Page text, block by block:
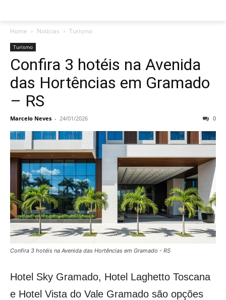
Home Notícias Turismo
Turismo
Confira 3 hotéis na Avenida
das Hortências em Gramado
– RS
Marcelo Neves - 24/01/2026 0
Confira 3 hotéis na Avenida das Hortências em Gramado - RS
Hotel Sky Gramado, Hotel Laghetto Toscana
e Hotel Vista do Vale Gramado são opções